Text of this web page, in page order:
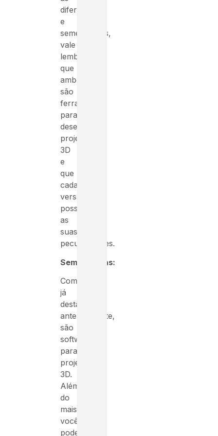
diferenças
e
semelhanças,
vale
lembrar
que
ambos
são
ferramentas
para
desenvolver
projetos
3D
e
que
cada
versão
possui
as
suas
peculiaridades.
Semelhanças:
Como
já
destacamos
anteriormente,
são
softwares
para
projetos
3D.
Além
do
mais,
você
pode